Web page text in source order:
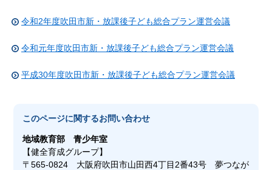
令和2年度吹田市新・放課後子ども総合プラン運営会議
令和元年度吹田市新・放課後子ども総合プラン運営会議
平成30年度吹田市新・放課後子ども総合プラン運営会議
このページに関するお問い合わせ
地域教育部青少年室
【健全育成グループ】
〒565-0824 大阪府吹田市山田西4丁目2番43号 夢つなが